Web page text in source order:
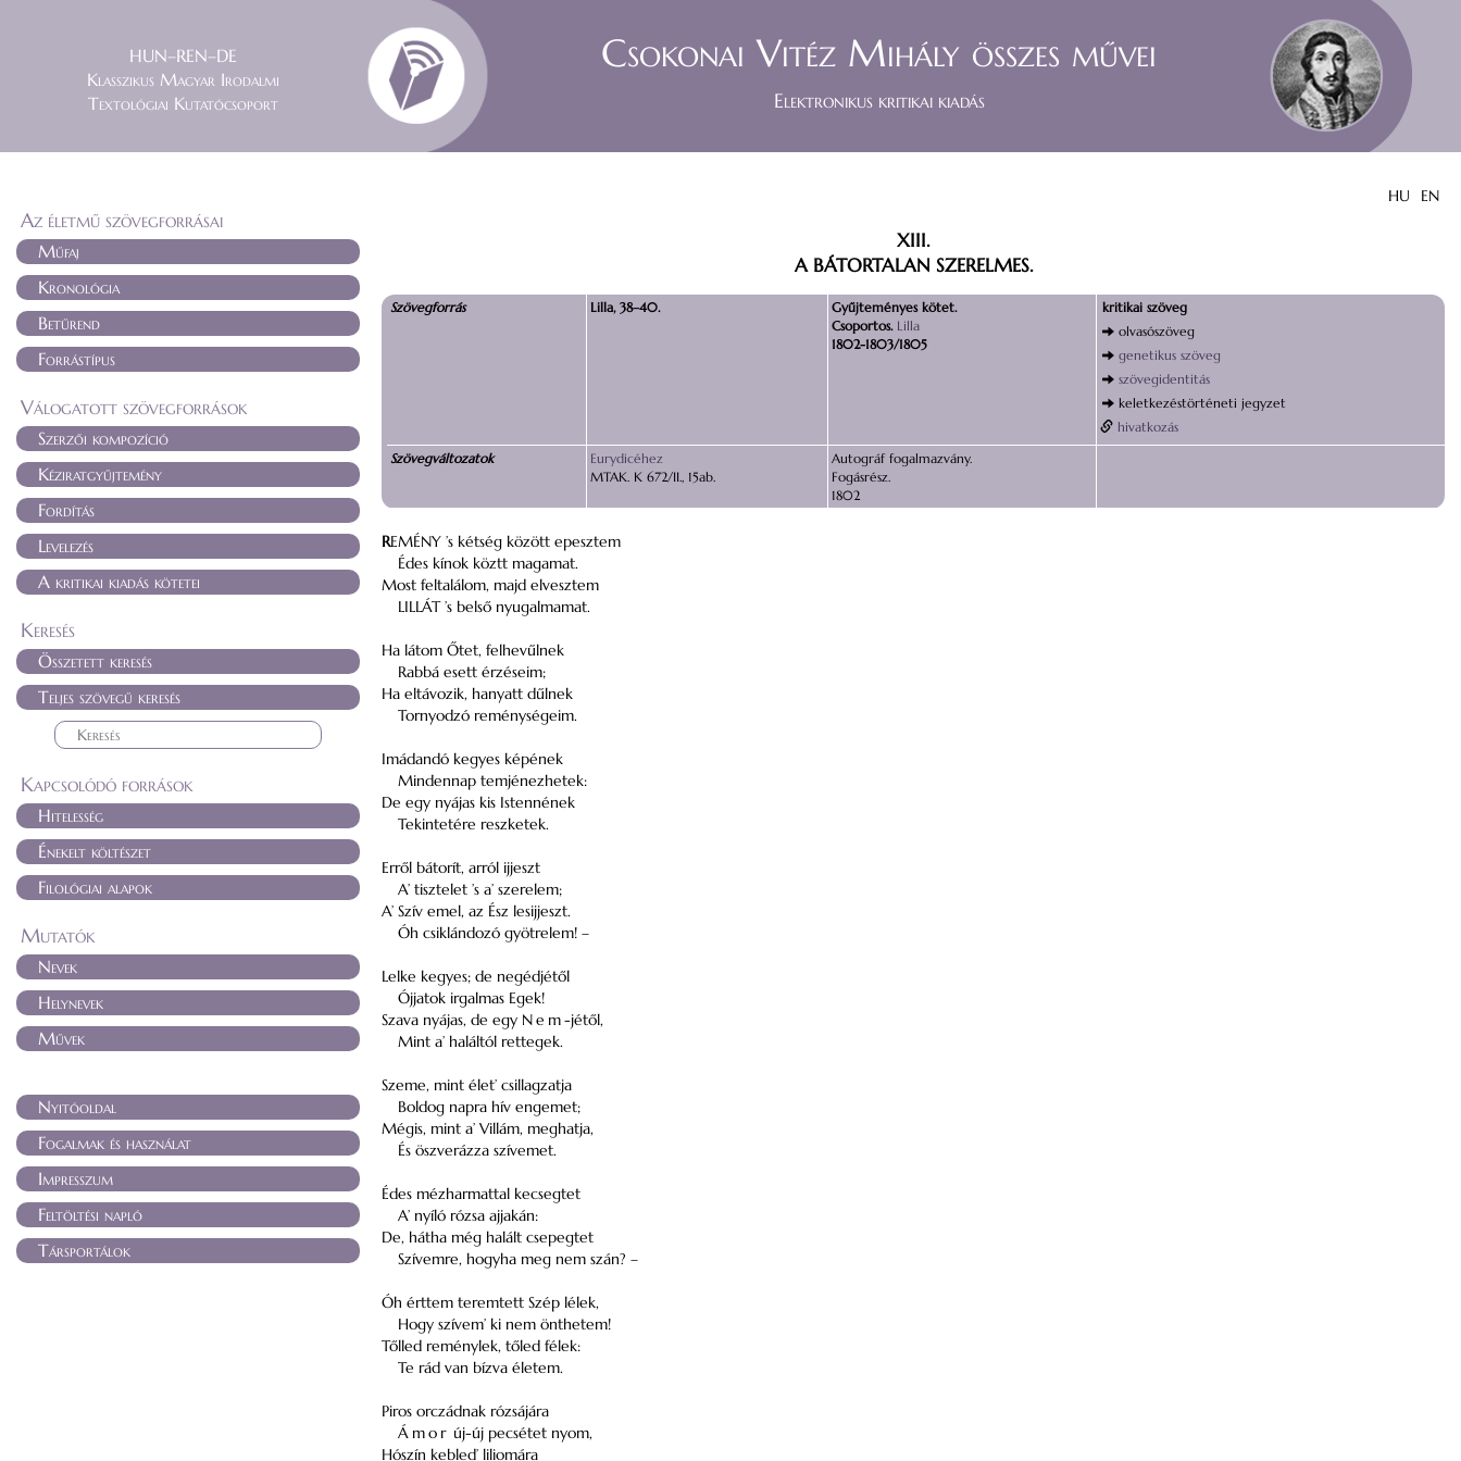
HUN–REN–DE
Klasszikus Magyar Irodalmi
Textológiai Kutatócsoport
Csokonai Vitéz Mihály összes művei
Elektronikus kritikai kiadás
HU EN
Az életmű szövegforrásai
Műfaj
Kronológia
Betűrend
Forrástípus
Válogatott szövegforrások
Szerzői kompozíció
Kéziratgyűjtemény
Fordítás
Levelezés
A kritikai kiadás kötetei
Keresés
Összetett keresés
Teljes szövegű keresés
Kapcsolódó források
Hitelesség
Énekelt költészet
Filológiai alapok
Mutatók
Nevek
Helynevek
Művek
Nyitóoldal
Fogalmak és használat
Impresszum
Feltöltési napló
Társportálok
XIII.
A BÁTORTALAN SZERELMES.
Szövegforrás Lilla, 38–40.
Gyűjteményes kötet.
Csoportos. Lilla
1802-1803/1805
kritikai szöveg
olvasószöveg
genetikus szöveg
szövegidentitás
keletkezéstörténeti jegyzet
hivatkozás
Szövegváltozatok
Eurydicéhez
MTAK. K 672/II., 15ab.
Autográf fogalmazvány.
Fogásrész.
1802
REMÉNY ’s kétség között epesztem
Édes kínok köztt magamat.
Most feltalálom, majd elvesztem
LILLÁT ’s belső nyugalmamat.
Ha látom Őtet, felhevűlnek
Rabbá esett érzéseim;
Ha eltávozik, hanyatt dűlnek
Tornyodzó reménységeim.
Imádandó kegyes képének
Mindennap temjénezhetek:
De egy nyájas kis Istennének
Tekintetére reszketek.
Erről bátorít, arról ijjeszt
A’ tisztelet ’s a’ szerelem;
A’ Szív emel, az Ész lesijjeszt.
Óh csiklándozó gyötrelem! –
Lelke kegyes; de negédjétől
Ójjatok irgalmas Egek!
Szava nyájas, de egy Nem-jétől,
Mint a’ haláltól rettegek.
Szeme, mint élet’ csillagzatja
Boldog napra hív engemet;
Mégis, mint a’ Villám, meghatja,
És öszverázza szívemet.
Édes mézharmattal kecsegtet
A’ nyíló rózsa ajjakán:
De, hátha még halált csepegtet
Szívemre, hogyha meg nem szán? –
Óh érttem teremtett Szép lélek,
Hogy szívem’ ki nem önthetem!
Tőlled reménylek, tőled félek:
Te rád van bízva életem.
Piros orczádnak rózsájára
Ámor új-új pecsétet nyom,
Hószín kebled’ liliomára